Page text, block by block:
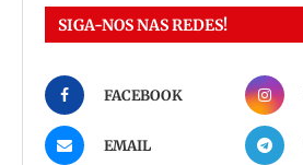
SIGA-NOS NAS REDES!
FACEBOOK
EMAIL